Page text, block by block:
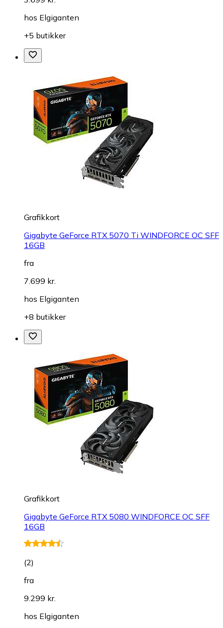
hos Elgiganten
+5 butikker
Grafikkort
Gigabyte GeForce RTX 5070 Ti WINDFORCE OC SFF
16GB
fra
7.699 kr.
hos Elgiganten
+8 butikker
Grafikkort
Gigabyte GeForce RTX 5080 WINDFORCE OC SFF
16GB
(2)
fra
9.299 kr.
hos Elgiganten